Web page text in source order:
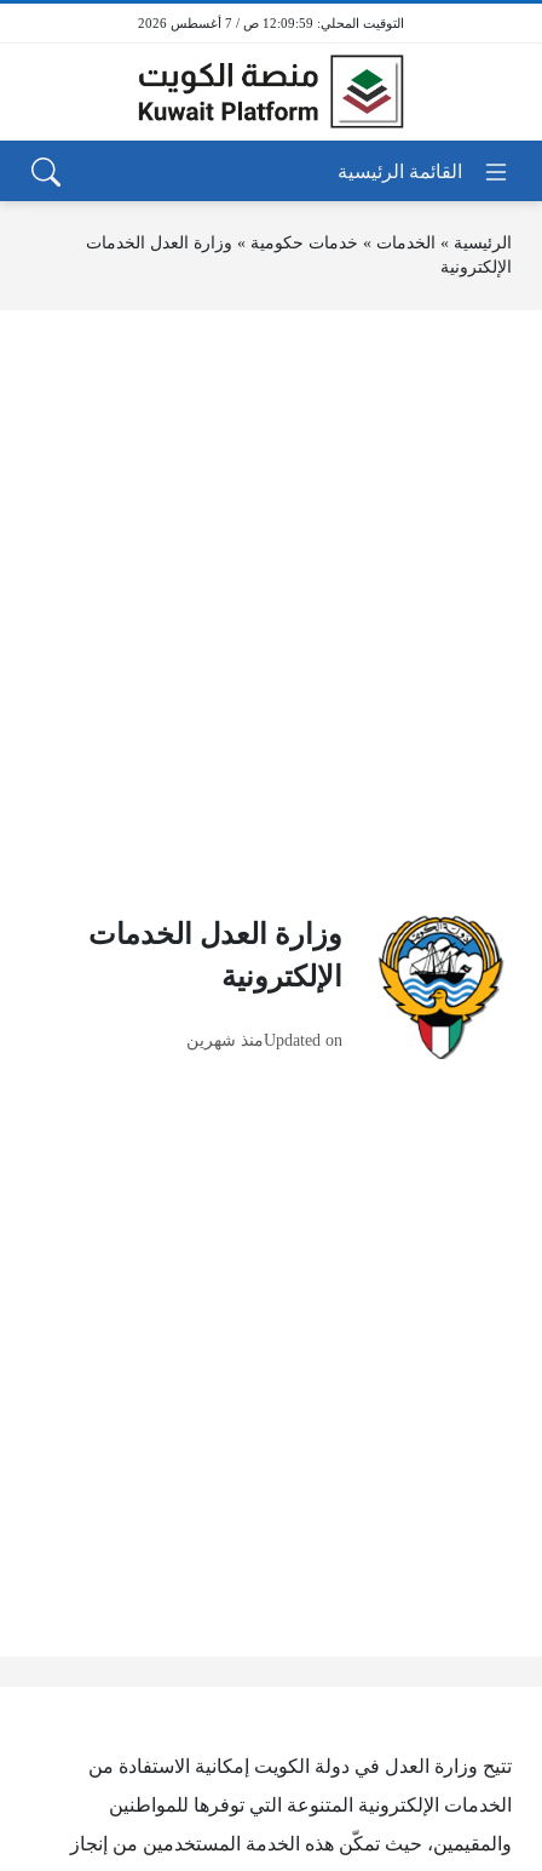
12:09:59 ص / 7 أغسطس 2026
الرئيسية » الخدمات » خدمات حكومية » وزارة العدل الخدمات
الإلكترونية
وزارة العدل الخدمات
الإلكترونية
Updated onمنذ شهرين
تتيح وزارة العدل في دولة الكويت إمكانية الاستفادة من
الخدمات الإلكترونية المتنوعة التي توفرها للمواطنين
والمقيمين، حيث تمكّن هذه الخدمة المستخدمين من إنجاز